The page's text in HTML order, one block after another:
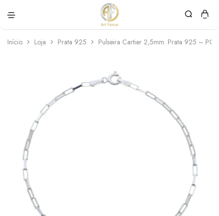
Force
personalizadas
Início Loja Prata 925 Pulseira Cartier 2,5mm. Prata 925 –